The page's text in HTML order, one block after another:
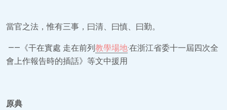
當官之法，惟有三事，曰清、曰慎、曰勤。
——《干在實處 走在前列教學場地·在浙江省委十一屆四次全
會上作報告時的插話》等文中援用
原典